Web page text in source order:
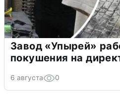
Завод «Упырей»
покушения на
6 августа 0